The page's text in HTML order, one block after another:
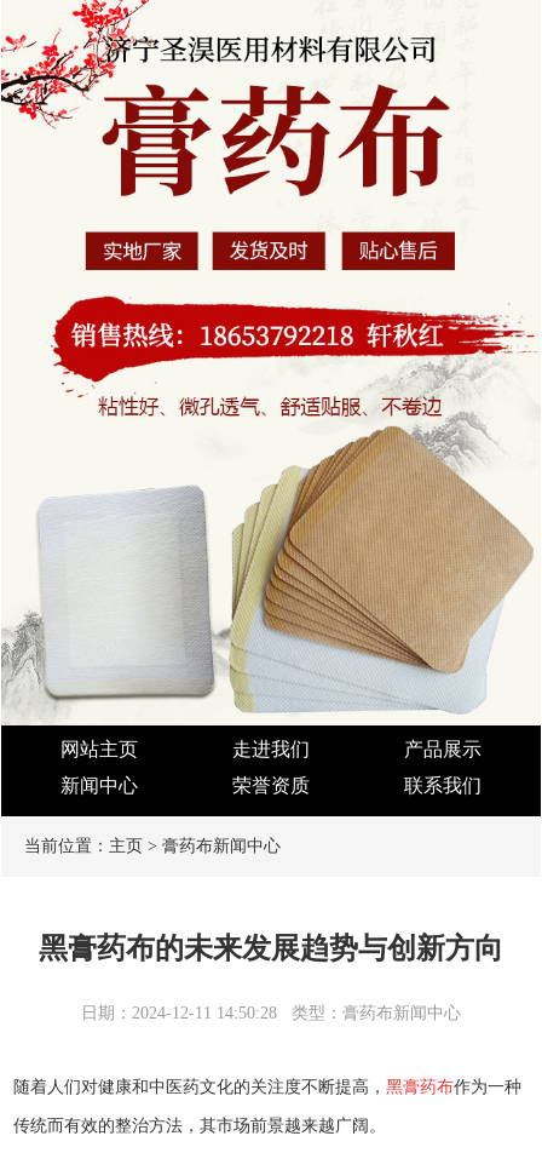
网站主页 走进我们
产品展示
新闻中心
荣誉资质 联系我们
当前位置： 主页 > 膏药布新闻中心
黑膏药布的未来发展趋势与创新方向
日期：2024-12-11 14:50:28 类型：膏药布新闻中心
随着人们对健康和中医药文化的关注度不断提高， 黑膏药布作为一种
传统而有效的整治方法，其市场前景越来越广阔。